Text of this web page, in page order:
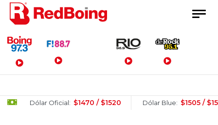
Menú Principal
Dólar Oficial: $1470 / $1520 Dólar Blue: $1505 / $1525